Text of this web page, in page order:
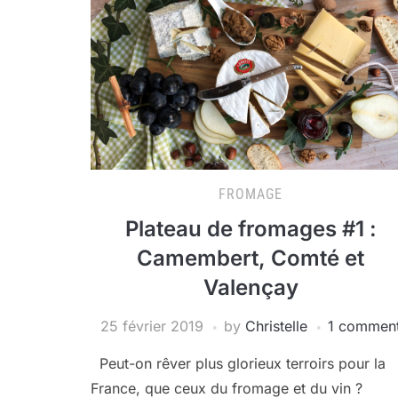
FROMAGE
Plateau de fromages #1 :
Camembert, Comté et
Valençay
25 février 2019 by Christelle 1
Peut-on rêver plus glorieux terroirs pour la
France, que ceux du fromage et du vin ?